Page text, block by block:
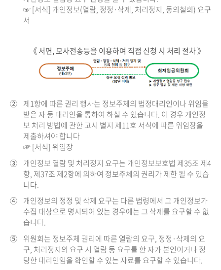
☞ [서식] 개인정보(열람, 정정·삭제, 처리정지, 동의철회) 요구
서
《 서면, 모사전송등을 이용하여 직접 신청 시 처리 절차 》
② 제1항에 따른 권리 행사는 정보주체의 법정대리인이나 위임을
받은 자 등 대리인을 통하여 하실 수 있습니다. 이 경우 개인정
보 처리 방법에 관한 고시 별지 제11호 서식에 따른 위임장을
제출하셔야 합니다
☞ [서식] 위임장
③ 개인정보 열람 및 처리정지 요구는 개인정보보호법 제35조 제4
항, 제37조 제2항에 의하여 정보주체의 권리가 제한 될 수 있습
니다.
④ 개인정보의 정정 및 삭제 요구는 다른 법령에서 그 개인정보가
수집 대상으로 명시되어 있는 경우에는 그 삭제를 요구할 수 없
습니다.
⑤ 위원회는 정보주체 권리에 따른 열람의 요구, 정정·삭제의 요
구, 처리정지의 요구 시 열람 등 요구를 한 자가 본인이거나 정
당한 대리인임을 확인할 수 있는 자료를 요구할 수 있습니다.